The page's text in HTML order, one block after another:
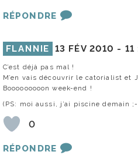
RÉPONDRE
FLANNIE 13 FÉV 2010 - 11
C’est déjà pas mal !
M’en vais découvrir le catorialist et
Booooooooon week-end !
(PS: moi aussi, j’ai piscine demain
0
RÉPONDRE